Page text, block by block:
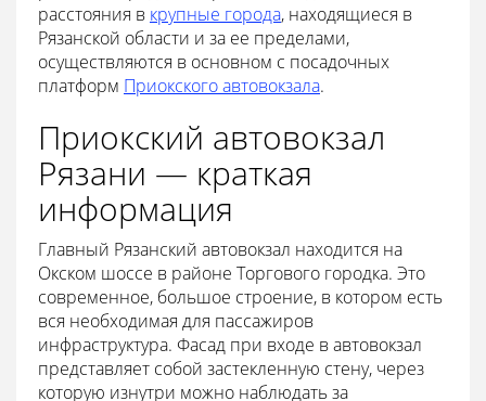
расстояния в крупные города, находящиеся в
Рязанской области и за ее пределами,
осуществляются в основном с посадочных
платформ Приокского автовокзала.
Приокский автовокзал
Рязани — краткая
информация
Главный Рязанский автовокзал находится на
Окском шоссе в районе Торгового городка. Это
современное, большое строение, в котором есть
вся необходимая для пассажиров
инфраструктура. Фасад при входе в автовокзал
представляет собой застекленную стену, через
которую изнутри можно наблюдать за